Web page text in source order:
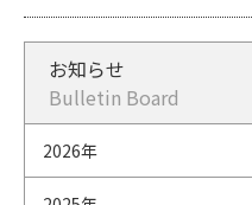
お知らせ
Bulletin Board
2026年